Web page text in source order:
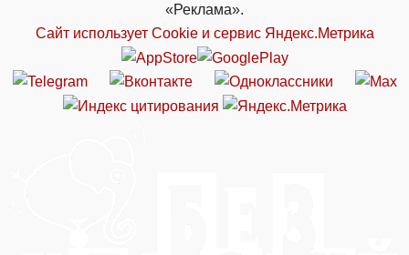
«Реклама».
Сайт использует Cookie и сервиc Яндекс.Метрика